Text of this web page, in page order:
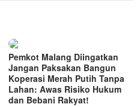
Pemkot Malang Diingatkan
Jangan Paksakan Bangun
Koperasi Merah Putih Tanpa
Lahan: Awas Risiko Hukum
dan Bebani Rakyat!